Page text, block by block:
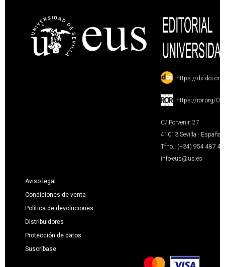
: https://
: https://ror.org/
C/ Porvenir, 27
41013 Sevilla · España
Tfno.: (+34) 954 487
info-eus@us.es
Aviso legal
Condiciones de venta
Política de devoluciones
Distribuidores
Protección de datos
Suscríbase